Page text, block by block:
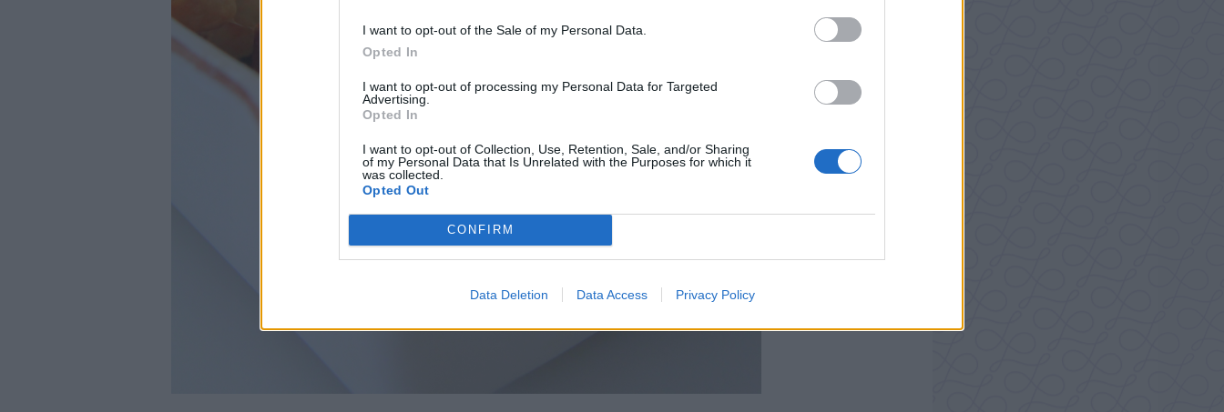
I want to opt-out of the Sale of my Personal Data.
Opted In
I want to opt-out of processing my Personal Data for Targeted
Advertising.
Opted In
I want to opt-out of Collection, Use, Retention, Sale, and/or Sharing
of my Personal Data that Is Unrelated with the Purposes for which it
was collected.
Opted Out
CONFIRM
Data Deletion Data Access Privacy Policy